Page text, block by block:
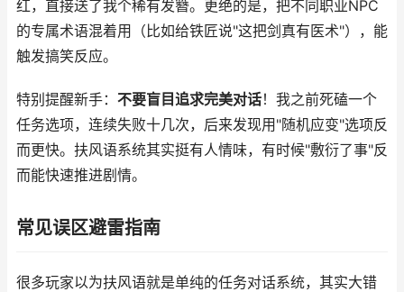
红，直接送了我个稀有发簪。更绝的是，把不同职业NPC
的专属术语混着用（比如给铁匠说"这把剑真有医术"），能
触发搞笑反应。
特别提醒新手： 不要盲目追求完美对话！我之前死磕一个
任务选项，连续失败十几次，后来发现用"随机应变"选项反
而更快。扶风语系统其实挺有人情味，有时候"敷衍了事"反
而能快速推进剧情。
常见误区避雷指南
很多玩家以为扶风语就是单纯的任务对话系统，其实大错